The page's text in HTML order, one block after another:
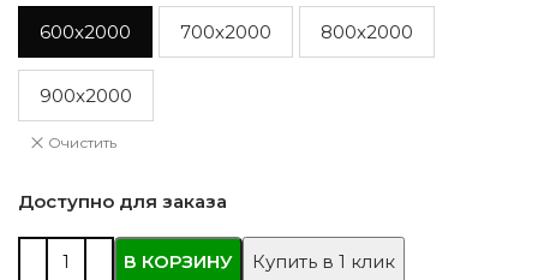
600x2000 700x2000 800x2000
900x2000
Очистить
Доступно для заказа
В КОРЗИНУ Купить в 1 клик